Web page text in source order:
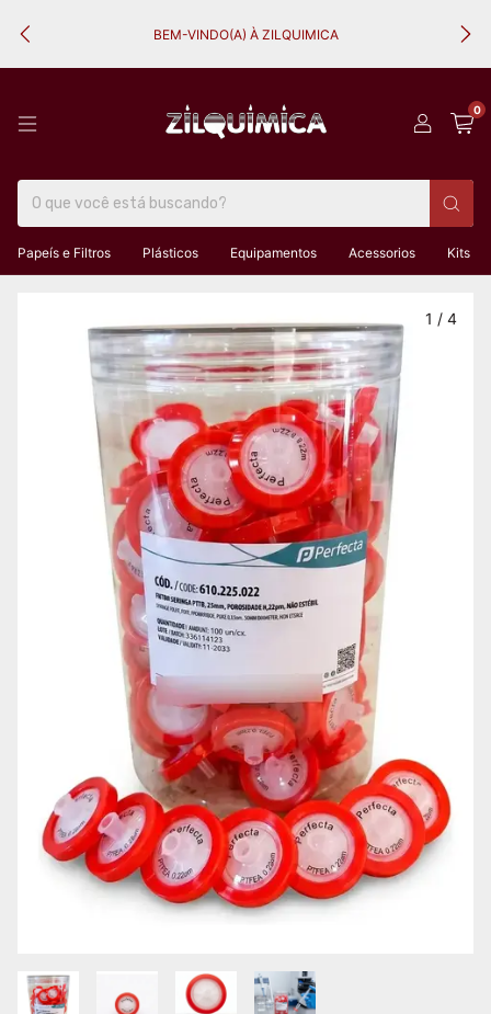
BEM-VINDO(A) À ZILQUIMICA
0
Papeís e Filtros Plásticos Equipamentos Acessorios Kits
1 / 4